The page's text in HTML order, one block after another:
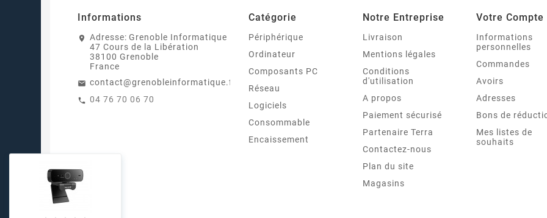
Informations
Adresse: Grenoble Informatique
47 Cours de la Libération
38100 Grenoble
France
contact@grenobleinformatique.fr
04 76 70 06 70
Catégorie
Périphérique
Ordinateur
Composants PC
Réseau
Logiciels
Consommable
Encaissement
Notre Entreprise
Livraison
Mentions légales
Conditions
d'utilisation
A propos
Paiement sécurisé
Partenaire Terra
Contactez-nous
Plan du site
Magasins
Votre Compte
Informations
personnelles
Commandes
Avoirs
Adresses
Bons de
Mes listes de
souhaits